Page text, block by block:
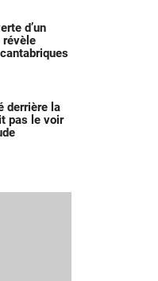
d’un
révèle
derrière la
pas le voir